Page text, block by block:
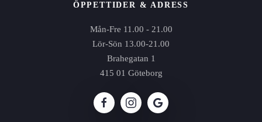
ÖPPETTIDER & ADRESS
Mån-Fre 11.00 - 21.00
Lör-Sön 13.00-21.00
Brahegatan 1
415 01 Göteborg